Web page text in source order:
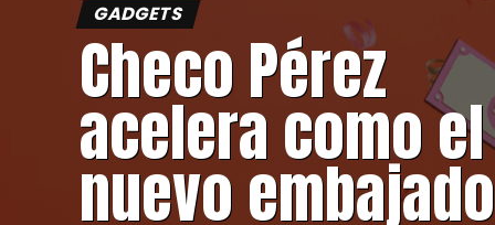
GADGETS
Checo Pérez
acelera como el
nuevo